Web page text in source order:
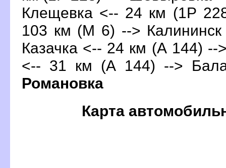
Клещевка <-- 24 км (1Р
103 км (М 6) -->
Казачка <-- 24 км (А 144)
<-- 31 км (А 144) -->
Романовка
Карта